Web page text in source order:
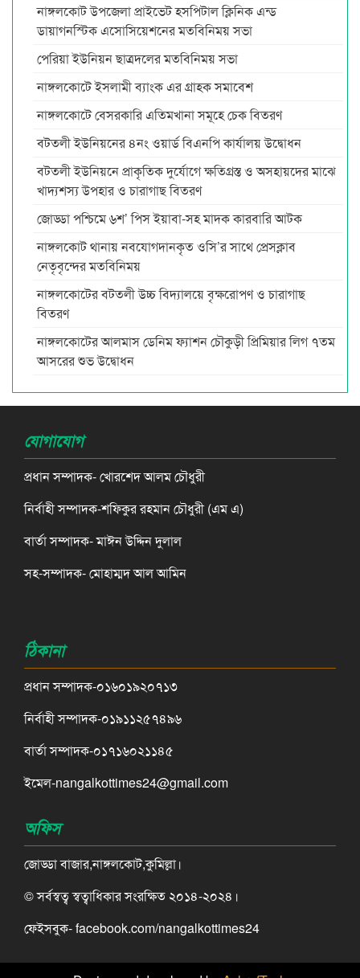
নাঙ্গলকোট উপজেলা প্রাইভেট হসপিটাল ক্লিনিক এন্ড
ডায়াগনস্টিক এসোসিয়েশনের মতবিনিময় সভা
পেরিয়া ইউনিয়ন ছাত্রদলের মতবিনিময় সভা
নাঙ্গলকোটে ইসলামী ব্যাংক এর গ্রাহক সমাবেশ
নাঙ্গলকোটে বেসরকারি এতিমখানা সমূহে চেক বিতরণ
বটতলী ইউনিয়নের ৪নং ওয়ার্ড বিএনপি কার্যালয় উদ্বোধন
বটতলী ইউনিয়নে প্রাকৃতিক দুর্যোগে ক্ষতিগ্রস্ত ও অসহায়দের মাঝে
খাদ্যশস্য উপহার ও চারাগাছ বিতরণ
জোড্ডা পশ্চিমে ৬শ’ পিস ইয়াবা-সহ মাদক কারবারি আটক
নাঙ্গলকোট থানায় নবযোগদানকৃত ওসি’র সাথে প্রেসক্লাব
নেতৃবৃন্দের মতবিনিময়
নাঙ্গলকোটের বটতলী উচ্চ বিদ্যালয়ে বৃক্ষরোপণ ও চারাগাছ
বিতরণ
নাঙ্গলকোটের আলমাস ডেনিম ফ্যাশন চৌকুড়ী প্রিমিয়ার লিগ ৭তম
আসরের শুভ উদ্বোধন
যোগাযোগ
প্রধান সম্পাদক- খোরশেদ আলম চৌধুরী
নির্বাহী সম্পাদক-শফিকুর রহমান চৌধুরী (এম এ)
বার্তা সম্পাদক- মাঈন উদ্দিন দুলাল
সহ-সম্পাদক- মোহাম্মদ আল আমিন
ঠিকানা
প্রধান সম্পাদক-০১৬০১৯২০৭১৩
নির্বাহী সম্পাদক-০১৯১১২৫৭৪৯৬
বার্তা সম্পাদক-০১৭১৬০২১১৪৫
ইমেল-nangalkottimes24@gmail.com
অফিস
জোড্ডা বাজার,নাঙ্গলকোট,কুমিল্লা।
© সর্বস্বত্ব স্বত্বাধিকার সংরক্ষিত ২০১৪-২০২৪।
ফেইসবুক- facebook.com/nangalkottimes24